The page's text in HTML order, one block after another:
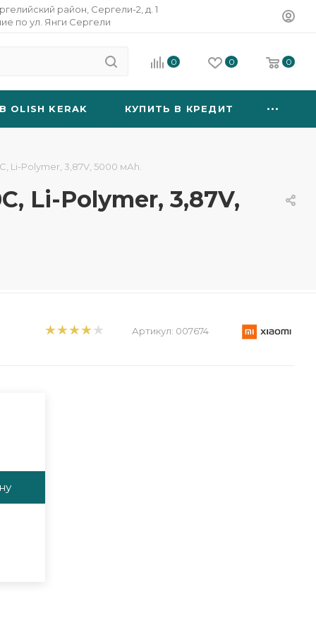
район, Сергели-2, д. 1
по ул. Янги Сергели
0 0 0
OLISH KERAK КУПИТЬ В КРЕДИТ
Li-Polymer, 3,87V, 5000 мАh.
Li-Polymer, 3,87V,
Артикул: 007674